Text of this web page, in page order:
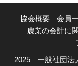
協会概要 会員
農業の会計に
2025 一般社団法